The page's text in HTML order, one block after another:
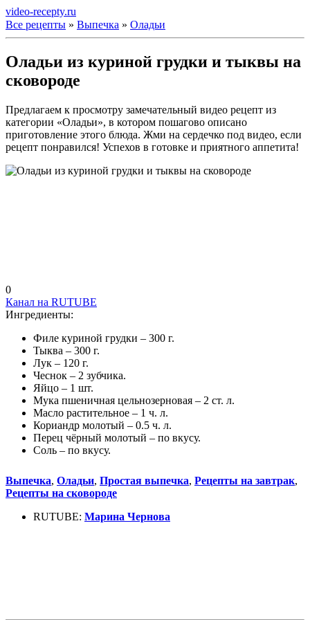
video-recepty.ru
Все рецепты » Выпечка » Оладьи
Оладьи из куриной грудки и тыквы на
сковороде
Предлагаем к просмотру замечательный видео рецепт из
категории «Оладьи», в котором пошагово описано
приготовление этого блюда. Жми на сердечко под видео, если
рецепт понравился! Успехов в готовке и приятного аппетита!
0
Канал на RUTUBE
Ингредиенты:
Филе куриной грудки – 300 г.
Тыква – 300 г.
Лук – 120 г.
Чеснок – 2 зубчика.
Яйцо – 1 шт.
Мука пшеничная цельнозерновая – 2 ст. л.
Масло растительное – 1 ч. л.
Кориандр молотый – 0.5 ч. л.
Перец чёрный молотый – по вкусу.
Соль – по вкусу.
Выпечка, Оладьи, Простая выпечка, Рецепты на завтрак,
Рецепты на сковороде
RUTUBE: Марина Чернова